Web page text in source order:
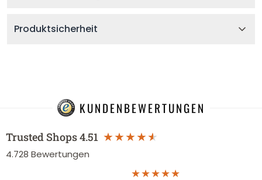
Produktsicherheit
KUNDENBEWERTUNGEN
Trusted Shops4.51
4.728 Bewertungen